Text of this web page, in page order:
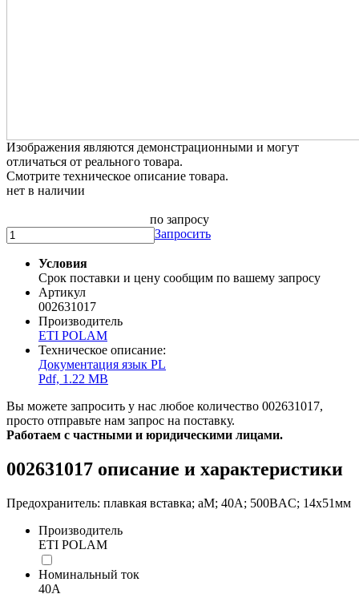
Изображения являются демонстрационными и могут
отличаться от реального товара.
Смотрите техническое описание товара.
нет в наличии
по запросу
Запросить
Условия
Срок поставки и цену сообщим по вашему запросу
Артикул
002631017
Производитель
ETI POLAM
Техническое описание:
Документация язык PL
Pdf, 1.22 MB
Вы можете запросить у нас любое количество 002631017,
просто отправьте нам запрос на поставку.
Работаем с частными и юридическими лицами.
002631017 описание и характеристики
Предохранитель: плавкая вставка; aM; 40А; 500ВAC; 14x51мм
Производитель
ETI POLAM
Номинальный ток
40А